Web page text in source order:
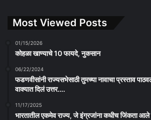
Most Viewed Posts
01/15/2026
कोहळा खाण्याचे 10 फायदे, नुकसान
06/22/2024
फडणवीसांनी राज्यसभेसाठी तुमच्या नावाचा प्रस्ताव
वाक्यात दिलं उत्तर….
11/17/2025
भारतातील एकमेव राज्य, जे इंग्रजांना कधीच जिंकता आले